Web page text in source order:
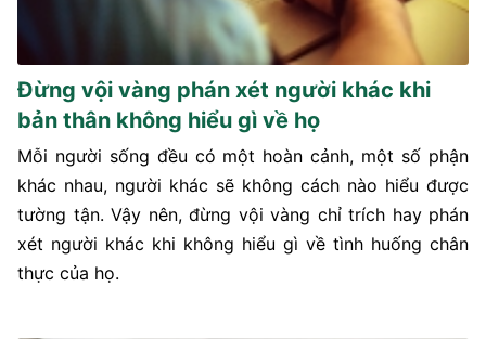
Đừng vội vàng phán xét người khác khi
bản thân không hiểu gì về họ
Mỗi người sống đều có một hoàn cảnh, một số phận
khác nhau, người khác sẽ không cách nào hiểu được
tường tận. Vậy nên, đừng vội vàng chỉ trích hay phán
xét người khác khi không hiểu gì về tình huống chân
thực của họ.